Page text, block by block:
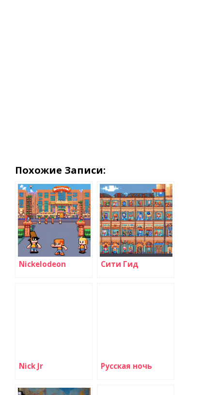
Похожие Записи:
Nickelodeon Сити Гид
Nick Jr Русская ночь